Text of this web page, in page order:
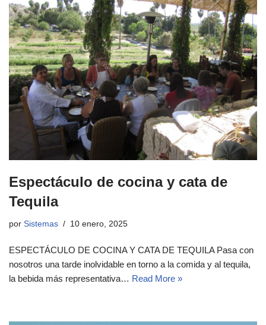
Espectáculo de cocina y cata de
Tequila
por Sistemas 10 enero, 2025
ESPECTÁCULO DE COCINA Y CATA DE TEQUILA Pasa con
nosotros una tarde inolvidable en torno a la comida y al tequila,
la bebida más representativa… Read More »